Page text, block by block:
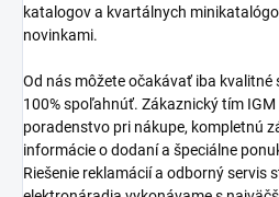
katalogov a kvartálnych
novinkami.
Od nás môžete očakávať iba kvalitné
100% spoľahnúť. Zákaznický tím
poradenstvo pri nákupe, kompletnú
informácie o dodaní a špeciálne
Riešenie reklamácií a odborný servis